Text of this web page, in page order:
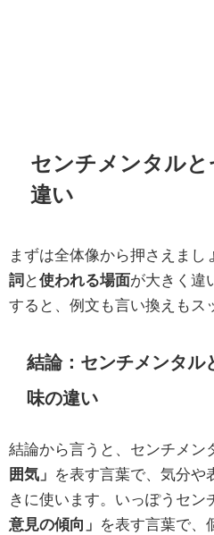
センチメンタル
違い
まずは全体像から押さえまし
詞 と使われる場面が大きく違
すると、例文も言い換えもス
結論：センチメンタル
味の違い
結論から言うと、センチメン
囲気」
を表す言葉で、気分や
きに使います。いっぽうセン
意見の傾向」
を表す言葉で、